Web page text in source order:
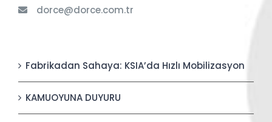
dorce@dorce.com.tr
Fabrikadan Sahaya: KSIA’da Hızlı Mobilizasyon
KAMUOYUNA DUYURU